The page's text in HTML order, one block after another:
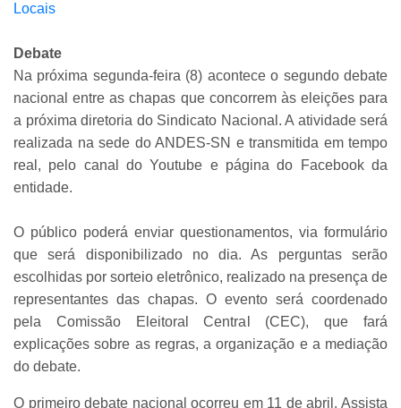
Locais
Debate
Na próxima segunda-feira (8) acontece o segundo debate
nacional entre as chapas que concorrem às eleições para
a próxima diretoria do Sindicato Nacional. A atividade será
realizada na sede do ANDES-SN e transmitida em tempo
real, pelo canal do Youtube e página do Facebook da
entidade.
O público poderá enviar questionamentos, via formulário
que será disponibilizado no dia. As perguntas serão
escolhidas por sorteio eletrônico, realizado na presença de
representantes das chapas. O evento será coordenado
pela Comissão Eleitoral Central (CEC), que fará
explicações sobre as regras, a organização e a mediação
do debate.
O primeiro debate nacional ocorreu em 11 de abril. Assista